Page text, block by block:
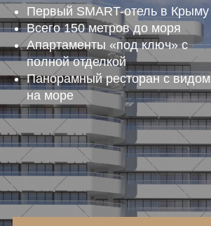
Первый SMART-отель в Крыму
Всего 150 метров до моря
Апартаменты «под ключ» с
полной отделкой
Панорамный ресторан с видом
на море